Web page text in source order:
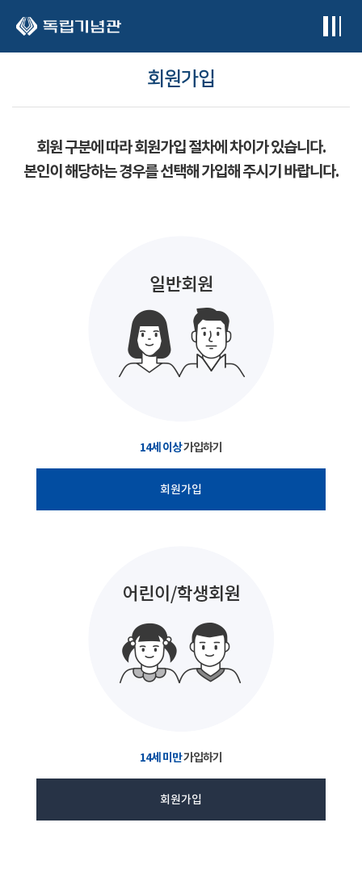
회원가입
회원 구분에 따라 회원가입 절차에 차이가 있습니다.
본인이 해당하는 경우를 선택해 가입해 주시기 바랍니다.
14세 이상가입하기
회원가입
14세 미만가입하기
회원가입